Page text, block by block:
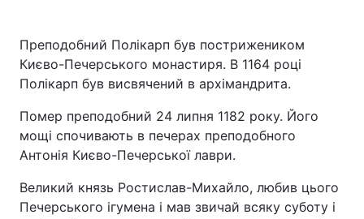
Головна Війна
Україна Політика
Преподобний Полікарп був пострижеником
Києво-Печерського монастиря. В 1164 році
Полікарп був висвячений в архімандрита.
Помер преподобний 24 липня 1182 року. Його
мощі спочивають в печерах преподобного
Антонія Києво-Печерської лаври.
Великий князь Ростислав-Михайло, любив цього
Печерського ігумена і мав звичай всяку суботу і